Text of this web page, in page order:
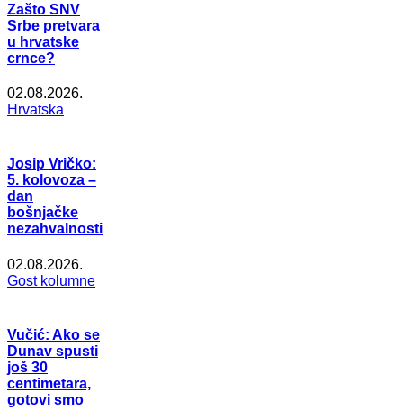
Zašto SNV
Srbe pretvara
u hrvatske
crnce?
02.08.2026.
Hrvatska
Josip Vričko:
5. kolovoza –
dan
bošnjačke
nezahvalnosti
02.08.2026.
Gost kolumne
Vučić: Ako se
Dunav spusti
još 30
centimetara,
gotovi smo